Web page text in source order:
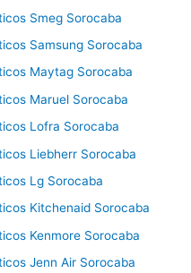
Smeg Sorocaba
Samsung Sorocaba
Maytag Sorocaba
Maruel Sorocaba
Lofra Sorocaba
Liebherr Sorocaba
Lg Sorocaba
Kitchenaid Sorocaba
Kenmore Sorocaba
Jenn Air Sorocaba